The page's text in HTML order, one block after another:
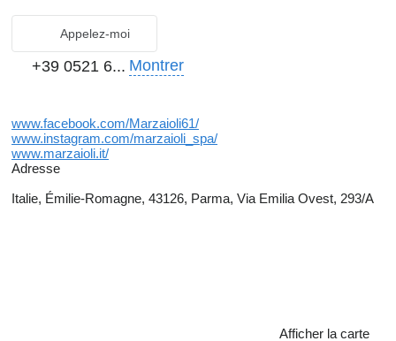
Appelez-moi
+39 0521 6... Montrer
www.facebook.com/Marzaioli61/
www.instagram.com/marzaioli_spa/
www.marzaioli.it/
Adresse
Italie, Émilie-Romagne, 43126, Parma, Via Emilia Ovest, 293/A
Afficher la carte